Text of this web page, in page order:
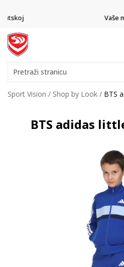
Team
Vaše mjesto za
Pretraži stranicu
Sport Vision Shop by Look BTS
BTS adidas